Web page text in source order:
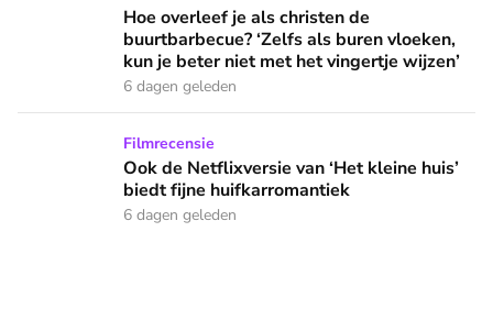
Hoe overleef je als christen de buurtbarbecue? ‘Zelfs als
Hoe overleef je als christen de
buurtbarbecue? ‘Zelfs als buren vloeken,
kun je beter niet met het vingertje wijzen’
6 dagen geleden
Ook de Netflixversie van ‘Het kleine huis’ biedt fijne
Filmrecensie
Ook de Netflixversie van ‘Het kleine huis’
biedt fijne huifkarromantiek
6 dagen geleden